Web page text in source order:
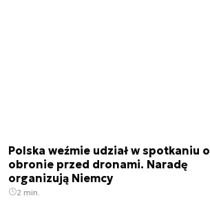
Polska weźmie udział w spotkaniu o
obronie przed dronami. Naradę
organizują Niemcy
2 min.